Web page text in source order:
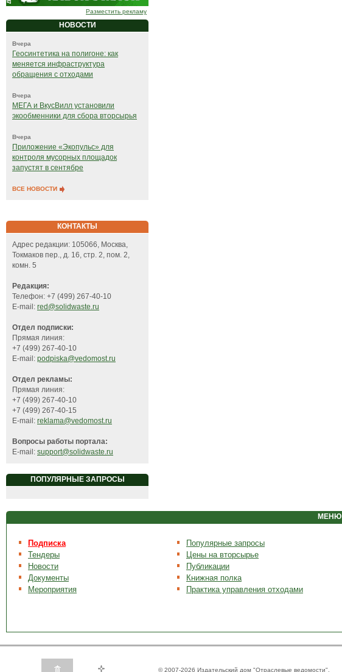
Разместить рекламу
НОВОСТИ
Вчера
Геосинтетика на полигоне: как
меняется инфраструктура
обращения с отходами
Вчера
МЕГА и ВкусВилл установили
экообменники для сбора вторсырья
Вчера
Приложение «Экопульс» для
контроля мусорных площадок
запустят в сентябре
ВСЕ НОВОСТИ
КОНТАКТЫ
Адрес редакции: 105066, Москва,
Токмаков пер., д. 16, стр. 2, пом. 2,
комн. 5
Редакция:
Телефон: +7 (499) 267-40-10
E-mail: red@solidwaste.ru
Отдел подписки:
Прямая линия:
+7 (499) 267-40-10
E-mail: podpiska@vedomost.ru
Отдел рекламы:
Прямая линия:
+7 (499) 267-40-10
+7 (499) 267-40-15
E-mail: reklama@vedomost.ru
Вопросы работы портала:
E-mail: support@solidwaste.ru
ПОПУЛЯРНЫЕ ЗАПРОСЫ
МЕНЮ
Подписка
Тендеры
Новости
Документы
Мероприятия
Популярные запросы
Цены на вторсырье
Публикации
Книжная полка
Практика управления отходами
© 2007-2026 Издательский дом "Отраслевые ведомости".